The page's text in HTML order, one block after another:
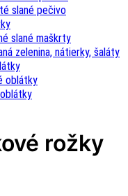
slané pečivo
slané maškrty
zelenina, nátierky, šaláty
oblátky
rožky